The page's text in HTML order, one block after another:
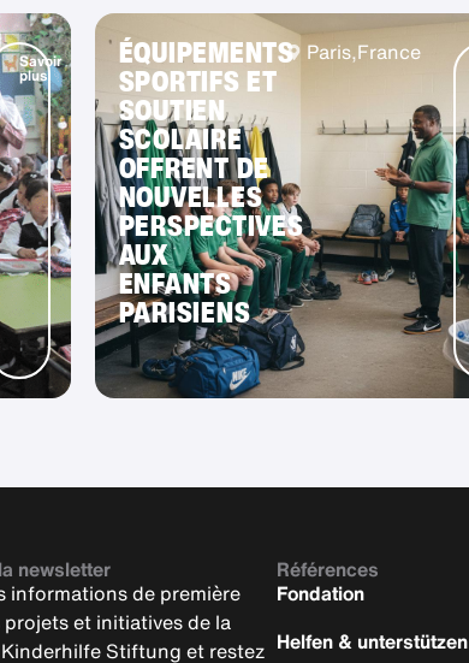
Savoir
plus
ÉQUIPEMENTS
SPORTIFS ET
SOUTIEN
SCOLAIRE
OFFRENT DE
NOUVELLES
PERSPECTIVES
AUX
ENFANTS
PARISIENS
Paris,France
newsletter
informations de première
projets et initiatives de la
Stiftung et restez
Références
Fondation
Helfen & unterstützen